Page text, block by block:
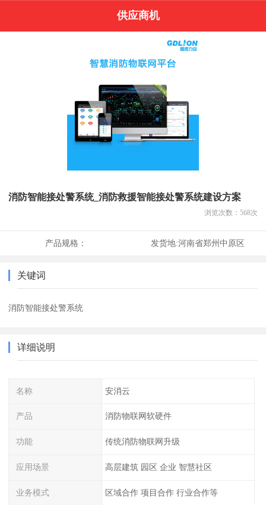
供应商机
消防智能接处警系统_消防救援智能接处警系统建设方案
浏览次数： 568次
产品规格： 发货地:河南省郑州中原区
关键词
消防智能接处警系统
详细说明
名称 安消云
产品 消防物联网软硬件
功能 传统消防物联网升级
应用场景 高层建筑 园区 企业 智慧社区
业务模式 区域合作 项目合作 行业合作等